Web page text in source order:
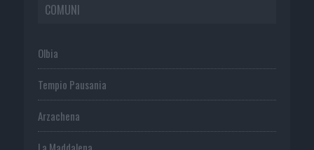
COMUNI
Olbia
Tempio Pausania
Arzachena